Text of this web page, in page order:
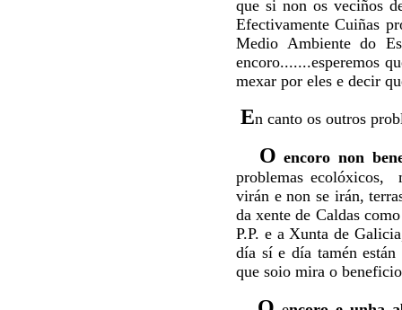
que si non os veciños
Efectivamente Cuiñas
Medio Ambiente do
encoro.......esperemos
mexar por eles e decir
En canto os outros
O encoro non
problemas ecolóxicos,
virán e non se irán,
da xente de Caldas
P.P. e a Xunta de
día sí e día tamén están
que soio mira o